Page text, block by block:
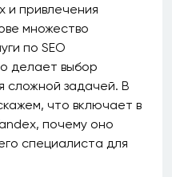
и привлечения
множество
по SEO
делает выбор
сложной задачей. В
что включает в
почему оно
специалиста для